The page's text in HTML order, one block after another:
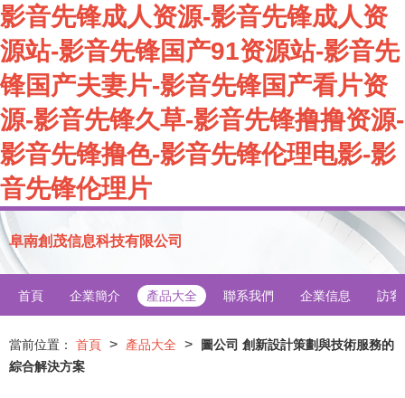
影音先锋成人资源-影音先锋成人资
源站-影音先锋国产91资源站-影音先
锋国产夫妻片-影音先锋国产看片资
源-影音先锋久草-影音先锋撸撸资源-
影音先锋撸色-影音先锋伦理电影-影
音先锋伦理片
阜南創茂信息科技有限公司
首頁 企業簡介 產品大全 聯系我們 企業信息 訪客
當前位置： 首頁 > 產品大全 >
圖公司 創新設計策劃與技術服務的
綜合解決方案